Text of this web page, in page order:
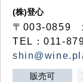
(株)登心
〒003-0859
TEL：011-
販売可